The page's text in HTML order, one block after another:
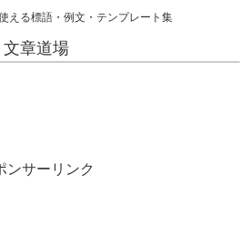
える標語・例文・テンプレート集
文章道場
ンサーリンク